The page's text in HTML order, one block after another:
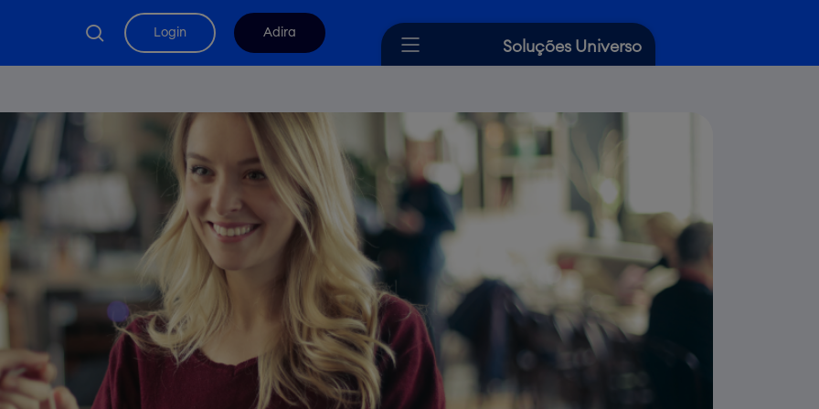
searchLogin Adira
Soluções Universo
Crédito
Seguros
Dicas Universo